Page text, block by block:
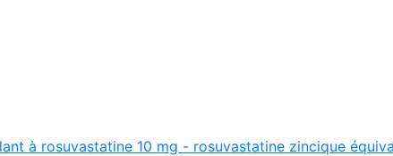
à rosuvastatine 10 mg - rosuvastatine zincique